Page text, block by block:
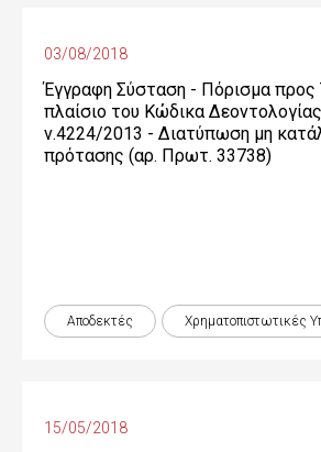
03/08/2018
Έγγραφη Σύσταση - Πόρισμα προς
πλαίσιο του Κώδικα
ν.4224/2013 - Διατύπωση μη
πρότασης (αρ. Πρωτ. 33738)
Αποδεκτές Χρηματοπιστωτικές
15/05/2018